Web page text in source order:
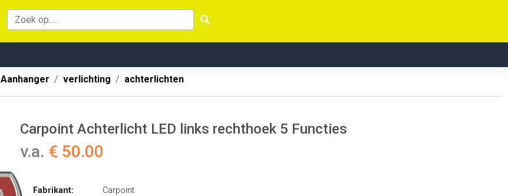
Aanhanger verlichting achterlichten
Carpoint Achterlicht LED links rechthoek 5 Functies
v.a. € 50.00
Fabrikant:
Carpoint